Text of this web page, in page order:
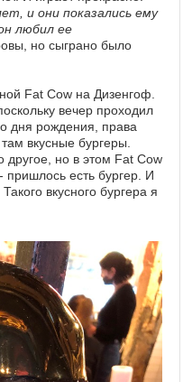
и они показались ему
любил ее
но сыграно было
Fat Cow на Дизенгоф.
вечер проходил
дня рождения, права
вкусные бургеры.
другое, но в этом Fat Cow
пришлось есть бургер. И
вкусного бургера я